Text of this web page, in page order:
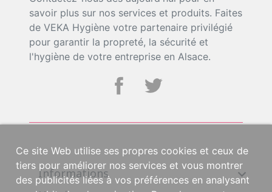
savoir plus sur nos services et produits. Faites
de VEKA Hygiène votre partenaire privilégié
pour garantir la propreté, la sécurité et
l'hygiène de votre entreprise en Alsace.
Informations 
Ce site Web utilise ses propres cookies et ceux de
tiers pour améliorer nos services et vous montrer
des publicités liées à vos préférences en analysant